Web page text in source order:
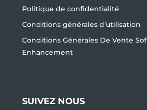
Politique de confidentialité
Conditions générales d’utilisation
Conditions Générales De Vente
Enhancement
SUIVEZ NOUS